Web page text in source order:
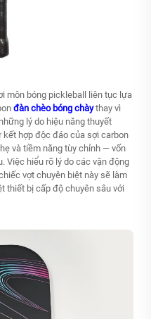
môn bóng pickleball liên tục lựa
đàn chèo bóng chàythay vì
lý do hiệu năng thuyết
kết hợp độc đáo của sợi carbon
và tiềm năng tùy chỉnh — vốn
Việc hiểu rõ lý do các vận động
vợt chuyên biệt này sẽ làm
thiết bị cấp độ chuyên sâu với